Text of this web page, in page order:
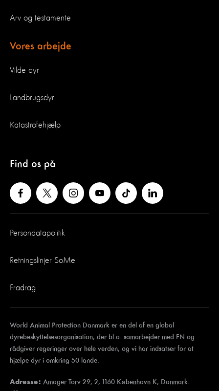
Arv og testamente
Vores arbejde
Vilde dyr
Landbrugsdyr
Katastrofehjælp
Find os på
Persondatapolitik
Retningslinjer SoMe
Fradrag
World Animal Protection Danmark er en del af en global
dyrebeskyttelsesorganisation, der bl.a. samarbejder med FN og
rådgiver regeringer over hele verden, og vi har indsatser for at
hjælpe dyr i omkring 50 lande.
Adresse: Amager Torv 29, 2, 1160 København K, Danmark.